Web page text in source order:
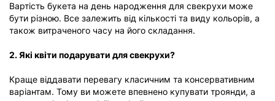
Вартість букета на день народження для свекрухи може
бути різною. Все залежить від кількості та виду кольорів, а
також витраченого часу на його складання.
2. Які квіти подарувати для свекрухи?
Краще віддавати перевагу класичним та консервативним
варіантам. Тому ви можете впевнено купувати троянди, а